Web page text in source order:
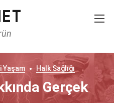
Yaşam Halk Sağlığı
Gerçek